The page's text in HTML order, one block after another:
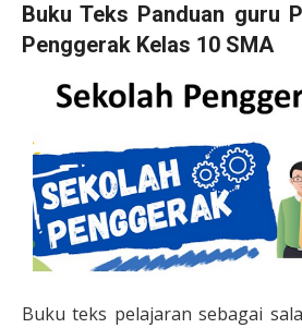
Buku Teks Panduan guru
Penggerak Kelas 10 SMA
Buku teks pelajaran sebagai